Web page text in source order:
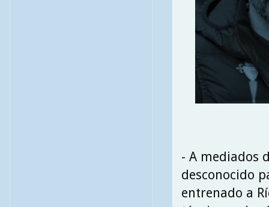
- A mediados
desconocido
entrenado a